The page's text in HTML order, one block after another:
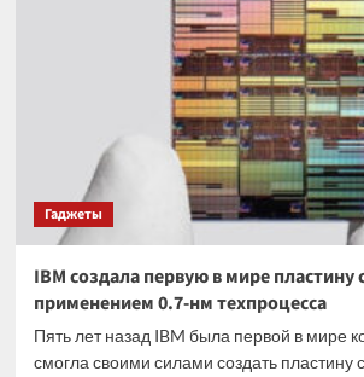
Microsoft
упали
самого
низкого
Гаджеты
IBM создала первую в мире пластину
применением 0.7-нм техпроцесса
Пять лет назад IBM была первой в мире
смогла своими силами создать